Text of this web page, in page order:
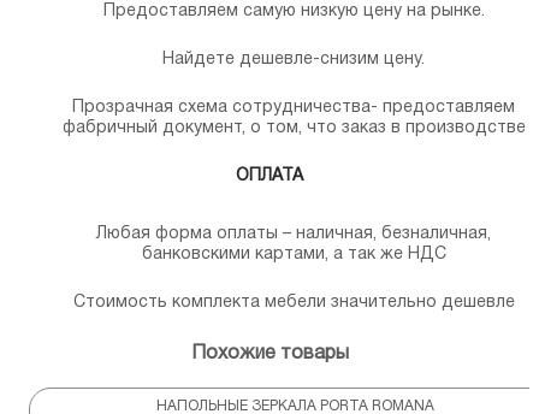
Предоставляем самую низкую цену на рынке.
Найдете дешевле-снизим цену.
Прозрачная схема сотрудничества- предоставляем
фабричный документ, о том, что заказ в производстве
ОПЛАТА
Любая форма оплаты – наличная, безналичная,
банковскими картами, а так же НДС
Стоимость комплекта мебели значительно дешевле
Похожие товары
НАПОЛЬНЫЕ ЗЕРКАЛА PORTA ROMANA